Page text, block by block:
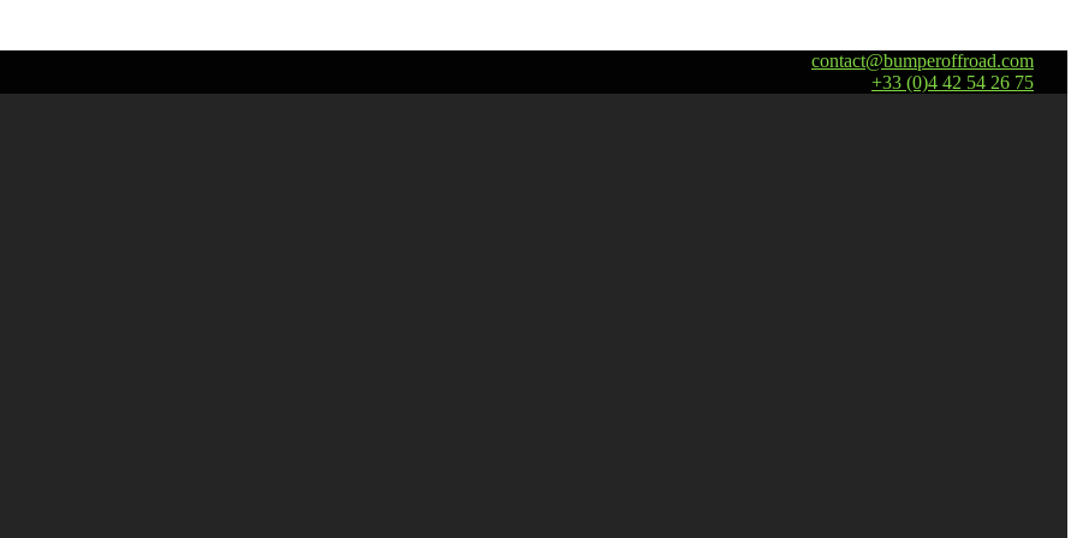
contact@bumperoffroad.com
+33 (0)4 42 54 26 75